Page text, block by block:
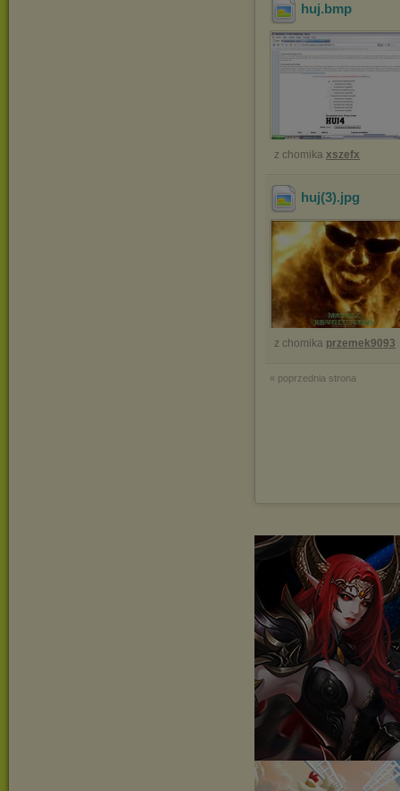
huj.bmp
z chomika xszefx
huj(3).jpg
z chomika przemek9093
« poprzednia strona